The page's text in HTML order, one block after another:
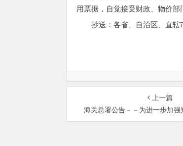
用票据，自觉接受财政、物价部
抄送：各省、自治区、直辖
上一篇
海关总署公告－－为进一步加